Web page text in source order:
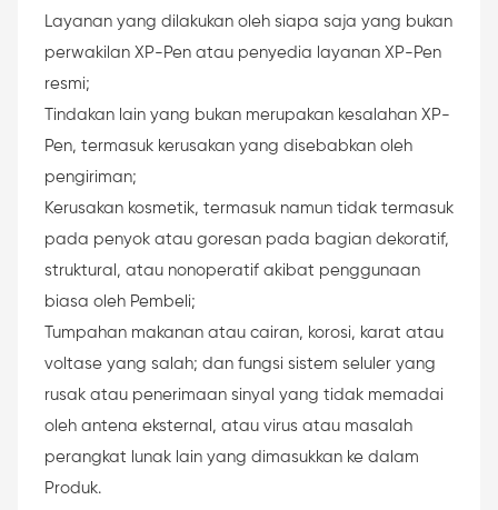
Layanan yang dilakukan oleh siapa saja yang bukan
perwakilan XP-Pen atau penyedia layanan XP-Pen
resmi;
Tindakan lain yang bukan merupakan kesalahan XP-
Pen, termasuk kerusakan yang disebabkan oleh
pengiriman;
Kerusakan kosmetik, termasuk namun tidak termasuk
pada penyok atau goresan pada bagian dekoratif,
struktural, atau nonoperatif akibat penggunaan
biasa oleh Pembeli;
Tumpahan makanan atau cairan, korosi, karat atau
voltase yang salah; dan fungsi sistem seluler yang
rusak atau penerimaan sinyal yang tidak memadai
oleh antena eksternal, atau virus atau masalah
perangkat lunak lain yang dimasukkan ke dalam
Produk.